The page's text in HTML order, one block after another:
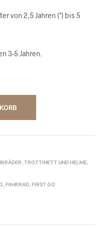
von 2,5 Jahren (*) bis 5
3-5 Jahren.
TROTTINETT UND HELME
FAHRRAD FIRST GO